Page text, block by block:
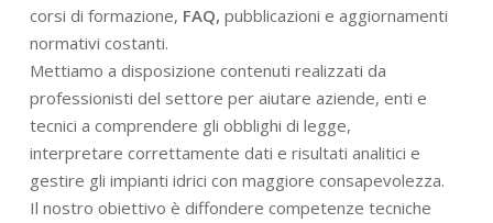
corsi di formazione, FAQ, pubblicazioni e aggiornamenti
normativi costanti.
Mettiamo a disposizione contenuti realizzati da
professionisti del settore per aiutare aziende, enti e
tecnici a comprendere gli obblighi di legge,
interpretare correttamente dati e risultati analitici e
gestire gli impianti idrici con maggiore consapevolezza.
Il nostro obiettivo è diffondere competenze tecniche